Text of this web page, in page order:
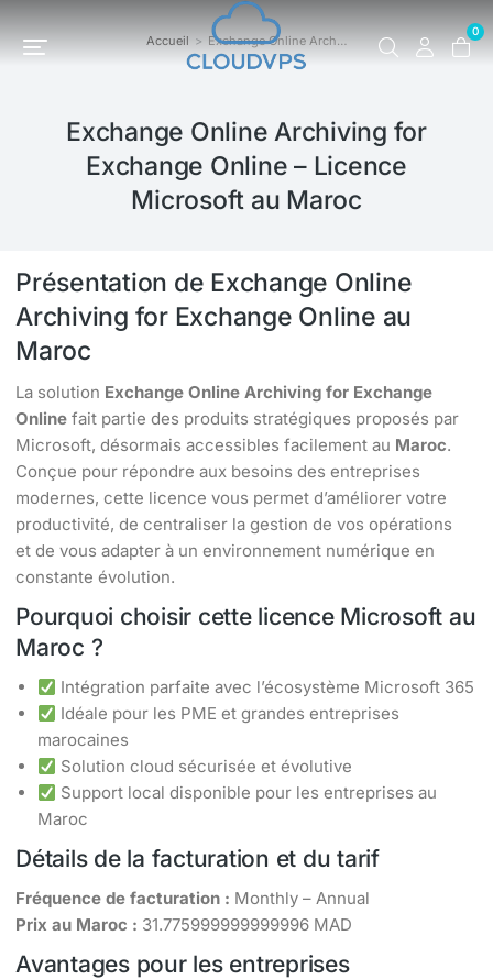
0
Vous êtes ici : Accueil Exchange Online Arch…
Exchange Online Archiving for
Exchange Online – Licence
Microsoft au Maroc
Présentation de Exchange Online
Archiving for Exchange Online au
Maroc
La solution Exchange Online Archiving for Exchange
Online fait partie des produits stratégiques proposés par
Microsoft, désormais accessibles facilement au Maroc.
Conçue pour répondre aux besoins des entreprises
modernes, cette licence vous permet d’améliorer votre
productivité, de centraliser la gestion de vos opérations
et de vous adapter à un environnement numérique en
constante évolution.
Pourquoi choisir cette licence Microsoft au
Maroc ?
Intégration parfaite avec l’écosystème Microsoft 365
Idéale pour les PME et grandes entreprises
marocaines
Solution cloud sécurisée et évolutive
Support local disponible pour les entreprises au
Maroc
Détails de la facturation et du tarif
Fréquence de facturation : Monthly – Annual
Prix au Maroc : 31.775999999999996 MAD
Avantages pour les entreprises